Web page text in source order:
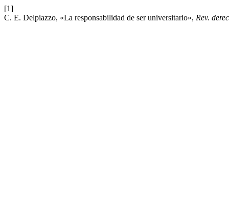
[1]
C. E. Delpiazzo, «La responsabilidad de ser universitario», Rev.